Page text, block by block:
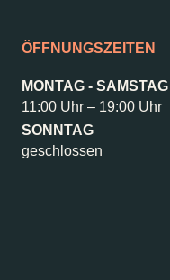
ÖFFNUNGSZEITEN
MONTAG - SAMSTAG
11:00 Uhr – 19:00 Uhr
SONNTAG
geschlossen